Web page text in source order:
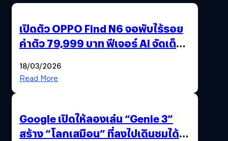
เปิดตัว OPPO Find N6 จอพับไร้รอย
ค่าตัว 79,999 บาท ฟีเจอร์ AI จัดเต็ม
18/03/2026
Read More
Google เปิดให้ลองเล่น “Genie 3”
สร้าง “โลกเสมือน” ที่ลงไปเดินชมได้